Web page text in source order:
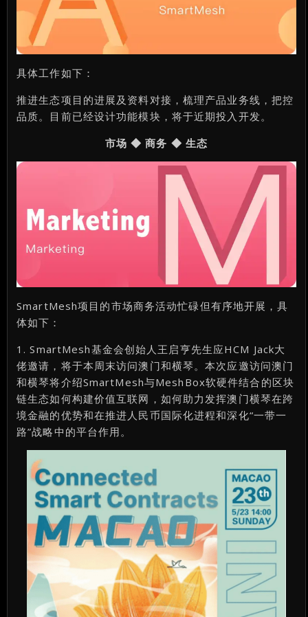
具体工作如下：
推进生态项目的进展及资料对接，梳理产品业务线，把控
品质。目前已经设计功能模块，将于近期投入开发。
市场 ◆ 商务 ◆ 生态
SmartMesh项目的市场商务活动忙碌但有序地开展，具
体如下：
1. SmartMesh基金会创始人王启亨先生应HCM Jack大
佬邀请，将于本周末访问澳门和横琴。本次应邀访问澳门
和横琴将介绍SmartMesh与MeshBox软硬件结合的区块
链生态如何构建价值互联网，如何助力发挥澳门横琴在跨
境金融的优势和在推进人民币国际化进程和深化“一带一
路”战略中的平台作用。